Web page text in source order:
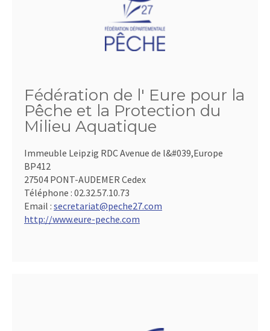
Fédération de l' Eure pour la
Pêche et la Protection du
Milieu Aquatique
Immeuble Leipzig RDC Avenue de l&#039,Europe
BP412
27504 PONT-AUDEMER Cedex
Téléphone : 02.32.57.10.73
Email : secretariat@peche27.com
http://www.eure-peche.com